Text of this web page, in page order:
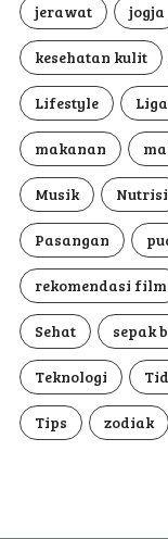
jerawat jogja
kesehatan kulit
Lifestyle
makanan
Musik Nutrisi
Pasangan
rekomendasi film
Sehat sepak
Teknologi
Tips zodiak